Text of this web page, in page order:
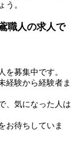
う。
職人の求人で
を募集中です。
経験から経験者ま
、気になった人は
お待ちしていま